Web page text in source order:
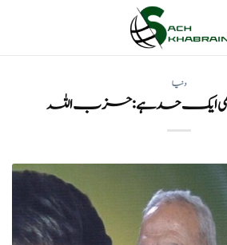
دنیا
بھی ایک حد ہے:حزب اللہ